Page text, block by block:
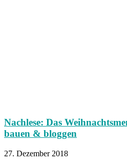
Nachlese: Das
bauen & bloggen
27. Dezember 2018